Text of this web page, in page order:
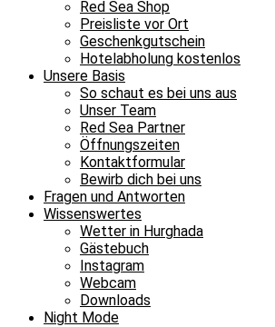
Red Sea Shop
Preisliste vor Ort
Geschenkgutschein
Hotelabholung kostenlos
Unsere Basis
So schaut es bei uns aus
Unser Team
Red Sea Partner
Öffnungszeiten
Kontaktformular
Bewirb dich bei uns
Fragen und Antworten
Wissenswertes
Wetter in Hurghada
Gästebuch
Instagram
Webcam
Downloads
Night Mode